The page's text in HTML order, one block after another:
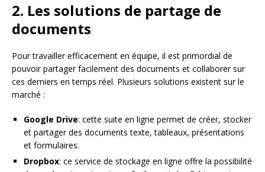
2. Les solutions de partage de
documents
Pour travailler efficacement en équipe, il est primordial de
pouvoir partager facilement des documents et collaborer sur
ces derniers en temps réel. Plusieurs solutions existent sur le
marché :
Google Drive: cette suite en ligne permet de créer, stocker
et partager des documents texte, tableaux, présentations
et formulaires.
Dropbox: ce service de stockage en ligne offre la possibilité